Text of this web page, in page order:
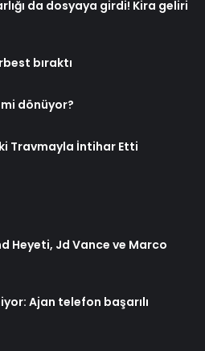
da dosyaya girdi! Kira geliri
bıraktı
dönüyor?
Travmayla İntihar Etti
Heyeti, Jd Vance ve Marco
Ajan telefon başarılı